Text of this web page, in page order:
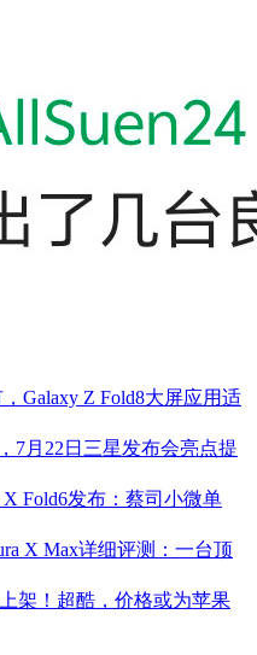
Galaxy Z Fold8大屏应用适
7月22日三星发布会亮点提
Fold6发布：蔡司小微单
X Max详细评测：一台顶
架！超酷，价格或为苹果